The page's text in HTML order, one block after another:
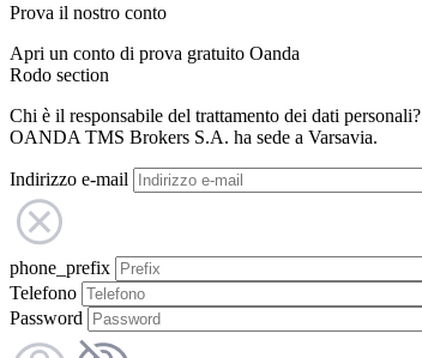
Prova il nostro conto
Apri un conto di prova gratuito Oanda
Rodo section
Chi è il responsabile del trattamento dei dati personali?
OANDA TMS Brokers S.A. ha sede a Varsavia.
Indirizzo e-mail
phone_prefix
Telefono
Password